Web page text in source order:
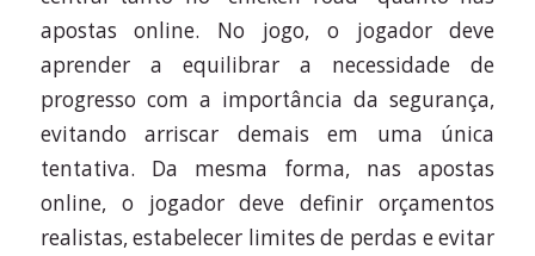
apostas online. No jogo, o jogador deve
aprender a equilibrar a necessidade de
progresso com a importância da segurança,
evitando arriscar demais em uma única
tentativa. Da mesma forma, nas apostas
online, o jogador deve definir orçamentos
realistas, estabelecer limites de perdas e evitar